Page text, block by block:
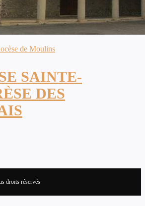
de Moulins
SAINTE-
DES
droits réservés